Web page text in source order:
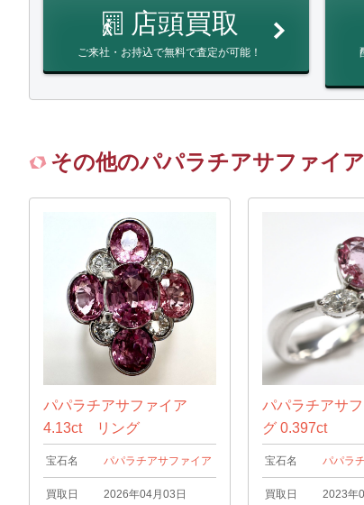
店頭買取
ご来社・お持込で無料で査定が可能！
その他のパパラチアサファイ
パパラチアサファイア
4.13ct リング
宝石名 パパラチアサファイア
買取日 2026年04月03日
パパラチアサ
グ 0.397ct
宝石名 パパラ
買取日 2023年